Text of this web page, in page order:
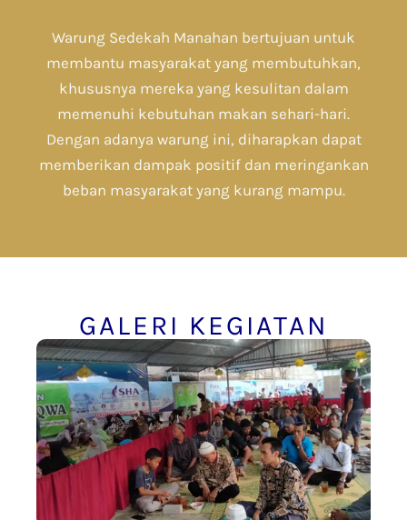
Warung Sedekah Manahan bertujuan untuk
membantu masyarakat yang membutuhkan,
khususnya mereka yang kesulitan dalam
memenuhi kebutuhan makan sehari-hari.
Dengan adanya warung ini, diharapkan dapat
memberikan dampak positif dan meringankan
beban masyarakat yang kurang mampu.
GALERI KEGIATAN